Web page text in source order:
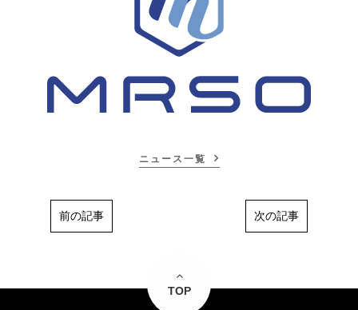
ニュース一覧
前の記事 次の記事
TOP